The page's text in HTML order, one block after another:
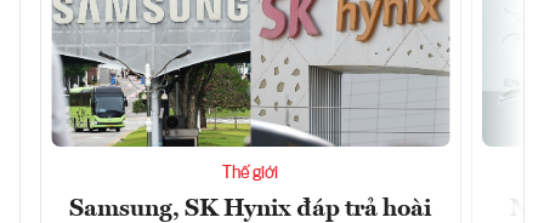
Thế giới
Samsung, SK Hynix đáp trả hoài